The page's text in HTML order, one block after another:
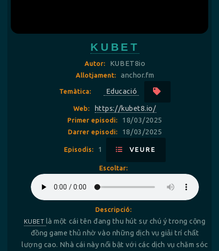
KUBET
Autor: KUBET8io
Allotjament: anchor.fm
Temàtica: Educació
Web: https://kubet8.io/
Primer episodi: 18/03/2025
Darrer episodi: 18/03/2025
Episodis: 1 VEURE
Escoltar:
Descripció:
KUBET là một cái tên đang thu hút sự chú ý trong cộng
đồng game thủ nhờ vào những dịch vụ giải trí chất
lượng cao. Nhà cái này nổi bật với các dịch vụ chăm sóc